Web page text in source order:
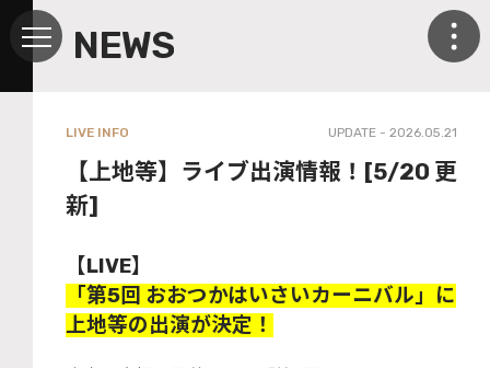
NEWS
LIVE INFO UPDATE - 2026.05.21
【上地等】ライブ出演情報！[5/20 更
新]
【LIVE】
「第5回 おおつかはいさいカーニバル」に
上地等の出演が決定！